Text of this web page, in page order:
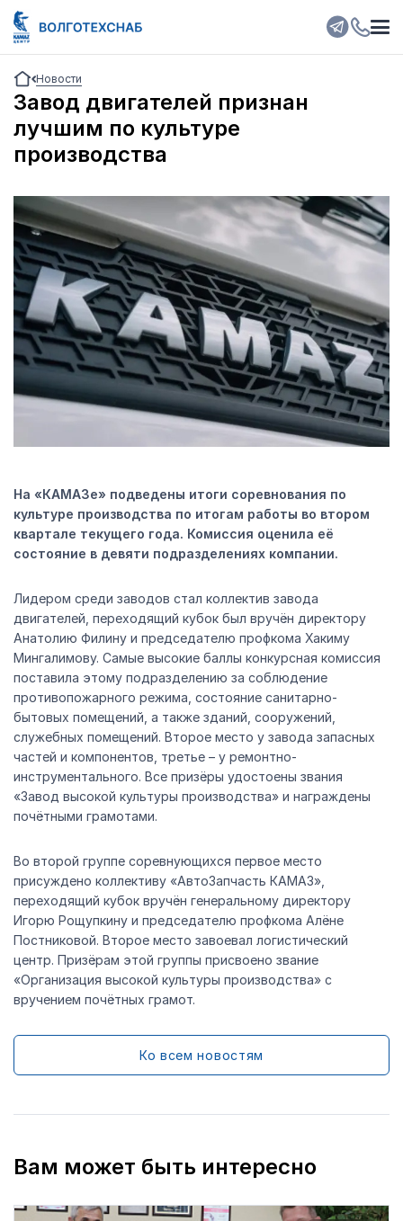
Новости
Завод двигателей признан
лучшим по культуре
производства
На «КАМАЗе» подведены итоги соревнования по
культуре производства по итогам работы во втором
квартале текущего года. Комиссия оценила её
состояние в девяти подразделениях компании.
Лидером среди заводов стал коллектив завода
двигателей, переходящий кубок был вручён директору
Анатолию Филину и председателю профкома Хакиму
Мингалимову. Самые высокие баллы конкурсная комиссия
поставила этому подразделению за соблюдение
противопожарного режима, состояние санитарно-
бытовых помещений, а также зданий, сооружений,
служебных помещений. Второе место у завода запасных
частей и компонентов, третье – у ремонтно-
инструментального. Все призёры удостоены звания
«Завод высокой культуры производства» и награждены
почётными грамотами.
Во второй группе соревнующихся первое место
присуждено коллективу «АвтоЗапчасть КАМАЗ»,
переходящий кубок вручён генеральному директору
Игорю Рощупкину и председателю профкома Алёне
Постниковой. Второе место завоевал логистический
центр. Призёрам этой группы присвоено звание
«Организация высокой культуры производства» с
вручением почётных грамот.
Ко всем новостям
Вам может быть интересно